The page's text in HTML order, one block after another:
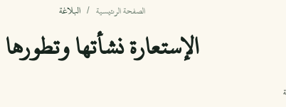
الصفحة الرئيسية البلاغة
الإستعارة نشأتها وتطورها